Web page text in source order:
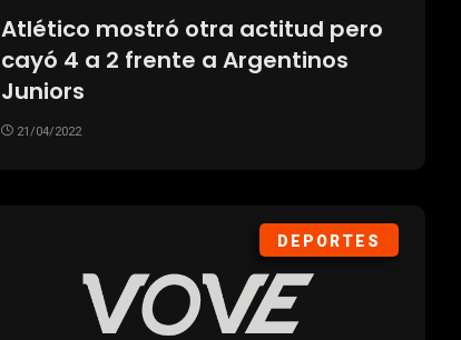
Atlético mostró otra actitud pero
cayó 4 a 2 frente a Argentinos
Juniors
21/04/2022
DEPORTES